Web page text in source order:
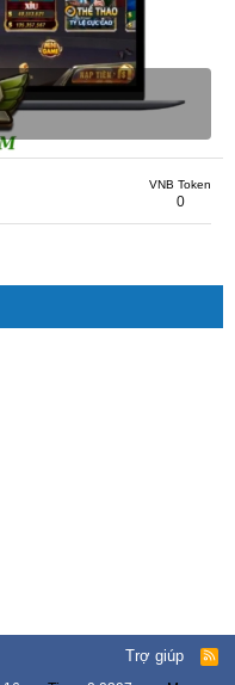
VNB Token
0
Trợ giúp
R